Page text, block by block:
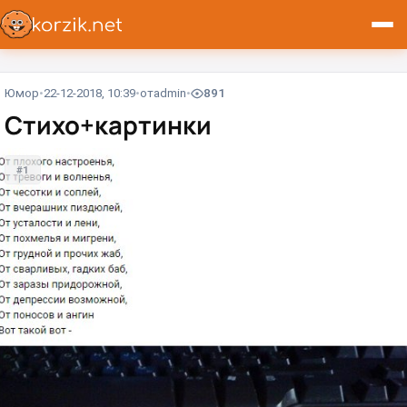
Юмор 22-12-2018, 10:39 отadmin 891
Стихо+картинки
#1